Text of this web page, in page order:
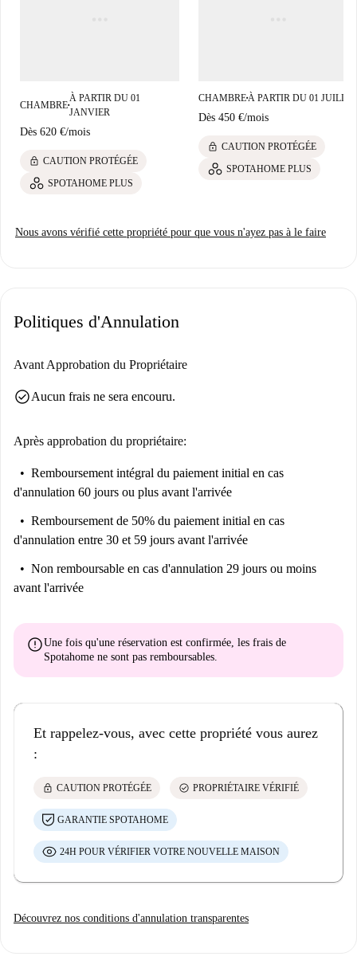
CHAMBRE■
À PARTIR DU 01
JANVIER
Dès 620 €/mois
lock CAUTION PROTÉGÉE
SPOTAHOME PLUS
CHAMBRE■À PARTIR DU 01 JUILLET
Dès 450 €/mois
lock CAUTION PROTÉGÉE
SPOTAHOME PLUS
Nous avons vérifié cette propriété pour que vous n'ayez pas à le faire
Politiques d'Annulation
Avant Approbation du Propriétaire
check_circleAucun frais ne sera encouru.
Après approbation du propriétaire:
Remboursement intégral du paiement initial en cas
d'annulation 60 jours ou plus avant l'arrivée
Remboursement de 50% du paiement initial en cas
d'annulation entre 30 et 59 jours avant l'arrivée
Non remboursable en cas d'annulation 29 jours ou moins
avant l'arrivée
errorUne fois qu'une réservation est confirmée, les frais de
Spotahome ne sont pas remboursables
Et rappelez-vous, avec cette propriété vous aurez
:
lock CAUTION PROTÉGÉE check_circle PROPRIÉTAIRE VÉRIFIÉ
GARANTIE SPOTAHOME
24H POUR VÉRIFIER VOTRE NOUVELLE MAISON
Découvrez nos conditions d'annulation transparentes